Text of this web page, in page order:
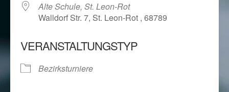
Alte Schule, St. Leon-Rot
Walldorf Str. 7, St. Leon-Rot , 68789
VERANSTALTUNGSTYP
Bezirksturniere